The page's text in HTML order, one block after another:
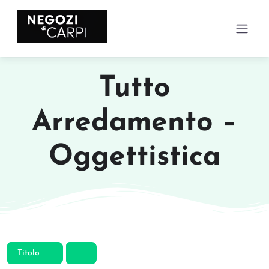
Tutto
Arredamento –
Oggettistica
Titolo